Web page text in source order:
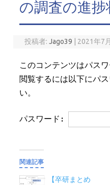
の調査の進捗
投稿者:Jago39 2021年7
このコンテンツはパス
閲覧するには以下にパ
い。
パスワード:
関連記事
【卒研まとめ